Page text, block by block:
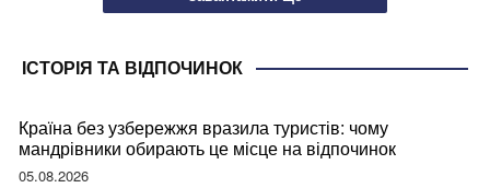
ІСТОРІЯ ТА ВІДПОЧИНОК
Країна без узбережжя вразила туристів: чому
мандрівники обирають це місце на відпочинок
05.08.2026